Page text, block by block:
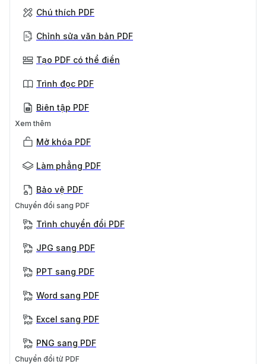
Chú thích PDF
Chỉnh sửa văn bản PDF
Tạo PDF có thể điền
Trình đọc PDF
Biên tập PDF
Xem thêm
Mở khóa PDF
Làm phẳng PDF
Bảo vệ PDF
Chuyển đổi sang PDF
Trình chuyển đổi PDF
JPG sang PDF
PPT sang PDF
Word sang PDF
Excel sang PDF
PNG sang PDF
Chuyển đổi từ PDF